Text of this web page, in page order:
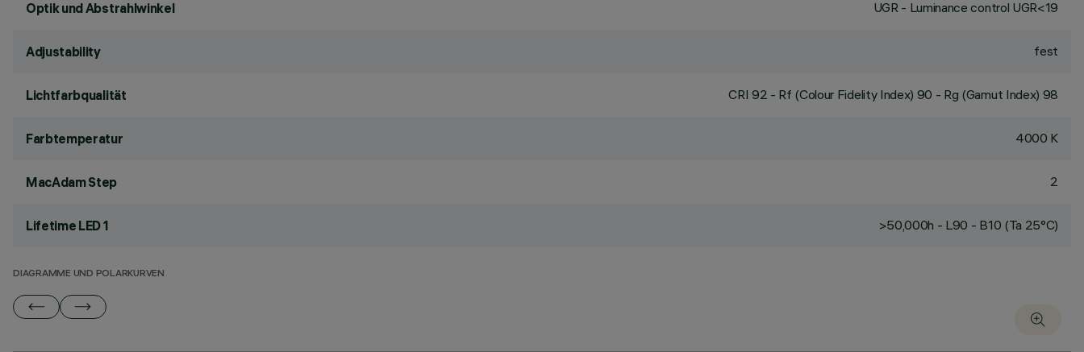
Optik und Abstrahlwinkel UGR - Luminance control UGR<19
Adjustability fest
Lichtfarbqualität CRI 92 - Rf (Colour Fidelity Index) 90 - Rg (Gamut Index) 98
Farbtemperatur 4000 K
MacAdam Step 2
Lifetime LED 1 >50,000h - L90 - B10 (Ta 25°C)
DIAGRAMME UND POLARKURVEN